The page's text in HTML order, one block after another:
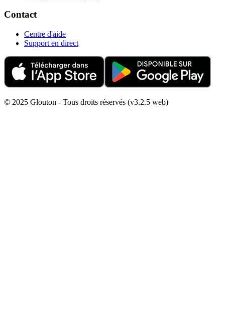
Contact
Centre d'aide
Support en direct
© 2025 Glouton - Tous droits réservés (v3.2.5 web)